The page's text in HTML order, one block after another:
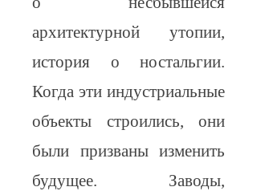
архитектурной утопии,
история о ностальгии.
Когда эти индустриальные
объекты строились, они
были призваны изменить
будущее. Заводы,